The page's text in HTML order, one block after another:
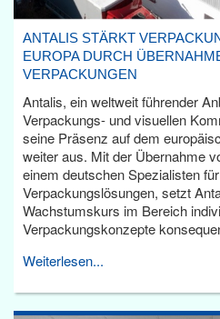
ANTALIS STÄRKT
EUROPA DURCH
VERPACKUNGEN
Antalis, ein weltweit führender
Verpackungs- und visuellen
seine Präsenz auf dem
weiter aus. Mit der Übernahme
einem deutschen Spezialisten
Verpackungslösungen, setzt
Wachstumskurs im Bereich
Verpackungskonzepte
Weiterlesen...